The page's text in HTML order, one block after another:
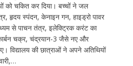
को चकित कर दिया। बच्चों ने जल
हृदय स्पंदन, केनाइन गन, हाइड्रो पावर
से पाचन तंत्र, इलेक्ट्रिक करंट का
चक्र, चंद्रयान-3 जैसे नए और
विद्यालय की छात्राओं ने अपने अतिथियों